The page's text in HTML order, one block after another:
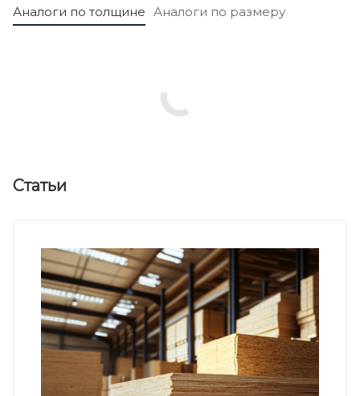
Аналоги по толщине Аналоги по размеру
Статьи